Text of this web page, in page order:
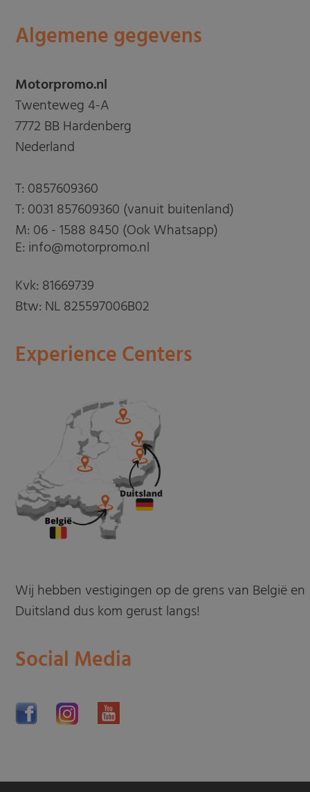
Algemene gegevens
Motorpromo.nl
Twenteweg 4-A
7772 BB Hardenberg
Nederland
T: 0857609360
T: 0031 857609360 (vanuit buitenland)
M: 06 - 1588 8450 (Ook Whatsapp)
E: info@motorpromo.nl
Kvk: 81669739
Btw: NL 825597006B02
Experience Centers
Wij hebben vestigingen op de grens van België en
Duitsland dus kom gerust langs!
Social Media